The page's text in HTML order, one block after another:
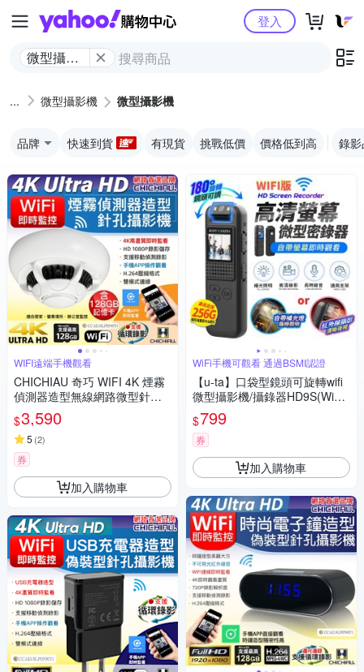
Yahoo購物中心
微型攝影
登入
微型攝影機 微型攝影機
品牌 快速到貨 有現貨 挑戰低價 價格低到高 錄
WIFI遠端手機觀看
CHICHIAU 奇巧 WIFI 4K 煙霧
偵測器造型無線網路微型針孔
攝影機(128G) C110 影音記錄
器
$3,590
5 (2)
券
加入購物車
WiFi手機可觀看 通過BSMI認證
【u-ta】口袋型鏡頭可旋轉wifi
微型攝影機/攝錄器HD9S(WiFi
版 1080P 白光全彩 紅外線夜視
可選)
$799
券
加入購物車